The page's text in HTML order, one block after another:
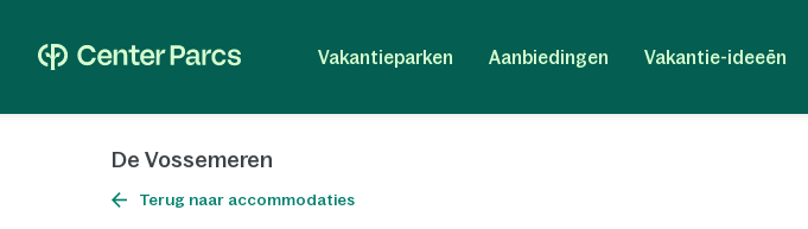
Vakantieparken Aanbiedingen Vakantie-ideeën
De Vossemeren
Terug naar accommodaties